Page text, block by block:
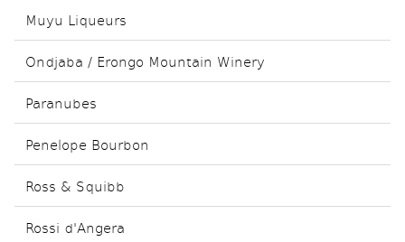
Muyu Liqueurs
Ondjaba / Erongo Mountain Winery
Paranubes
Penelope Bourbon
Ross & Squibb
Rossi d'Angera